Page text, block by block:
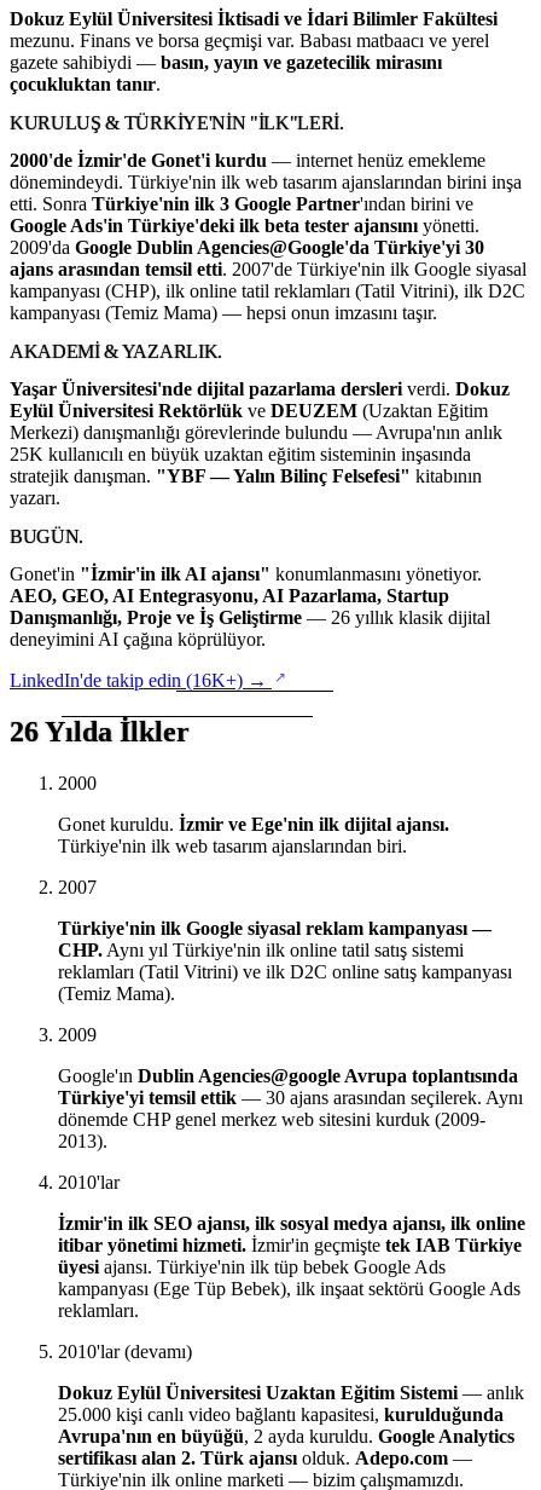
Dokuz Eylül Üniversitesi İktisadi ve İdari Bilimler Fakültesi
mezunu. Finans ve borsa geçmişi var. Babası matbaacı ve yerel
gazete sahibiydi — basın, yayın ve gazetecilik mirasını
çocukluktan tanır.
KURULUŞ & TÜRKIYE'NIN "İLK"LERI.
2000'de İzmir'de Gonet'i kurdu — internet henüz emekleme
dönemindeydi. Türkiye'nin ilk web tasarım ajanslarından birini inşa
etti. Sonra Türkiye'nin ilk 3 Google Partner'ından birini ve
Google Ads'in Türkiye'deki ilk beta tester ajansını yönetti.
2009'da Google Dublin Agencies@Google'da Türkiye'yi 30
ajans arasından temsil etti. 2007'de Türkiye'nin ilk Google siyasal
kampanyası (CHP), ilk online tatil reklamları (Tatil Vitrini), ilk D2C
kampanyası (Temiz Mama) — hepsi onun imzasını taşır.
AKADEMI & YAZARLIK.
Yaşar Üniversitesi'nde dijital pazarlama dersleri verdi. Dokuz
Eylül Üniversitesi Rektörlük ve DEUZEM (Uzaktan Eğitim
Merkezi) danışmanlığı görevlerinde bulundu — Avrupa'nın anlık
25K kullanıcılı en büyük uzaktan eğitim sisteminin inşasında
stratejik danışman. "YBF — Yalın Bilinç Felsefesi" kitabının
yazarı.
BUGÜN.
Gonet'in "İzmir'in ilk AI ajansı" konumlanmasını yönetiyor.
AEO, GEO, AI Entegrasyonu, AI Pazarlama, Startup
Danışmanlığı, Proje ve İş Geliştirme — 26 yıllık klasik dijital
deneyimini AI çağına köprülüyor.
LinkedIn'de takip edin (16K+) →
(yeni sekmede açılır)
26 Yılda İlkler
2000
Gonet kuruldu. İzmir ve Ege'nin ilk dijital ajansı.
Türkiye'nin ilk web tasarım ajanslarından biri.
2007
Türkiye'nin ilk Google siyasal reklam kampanyası —
CHP. Aynı yıl Türkiye'nin ilk online tatil satış sistemi
reklamları (Tatil Vitrini) ve ilk D2C online satış kampanyası
(Temiz Mama).
2009
Google'ın Dublin Agencies@google Avrupa toplantısında
Türkiye'yi temsil ettik — 30 ajans arasından seçilerek. Aynı
dönemde CHP genel merkez web sitesini kurduk (2009-
2013).
2010'lar
İzmir'in ilk SEO ajansı, ilk sosyal medya ajansı, ilk online
itibar yönetimi hizmeti. İzmir'in geçmişte tek IAB Türkiye
üyesi ajansı. Türkiye'nin ilk tüp bebek Google Ads
kampanyası (Ege Tüp Bebek), ilk inşaat sektörü Google Ads
reklamları.
2010'lar (devamı)
Dokuz Eylül Üniversitesi Uzaktan Eğitim Sistemi — anlık
25.000 kişi canlı video bağlantı kapasitesi, kurulduğunda
Avrupa'nın en büyüğü, 2 ayda kuruldu. Google Analytics
sertifikası alan 2. Türk ajansı olduk. Adepo.com —
Türkiye'nin ilk online marketi — bizim çalışmamızdı.